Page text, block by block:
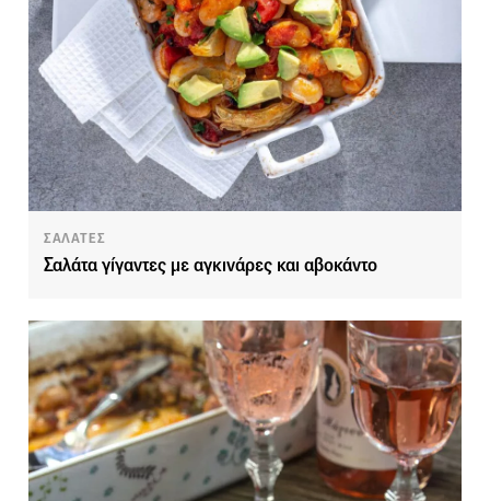
ΣΑΛΑΤΕΣ
Σαλάτα γίγαντες με αγκινάρες και αβοκάντο